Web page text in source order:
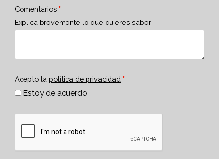
Comentarios
Explica brevemente lo que quieres saber
Acepto la política de privacidad
Estoy de acuerdo